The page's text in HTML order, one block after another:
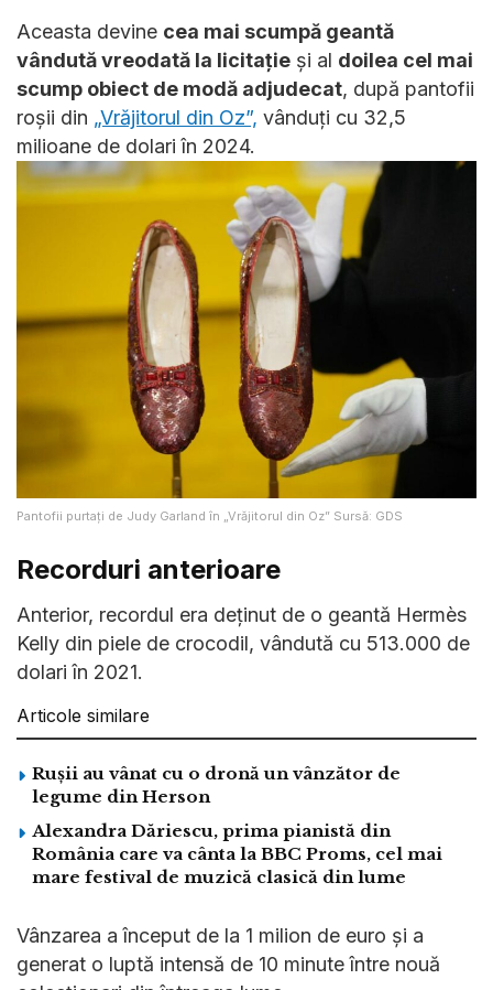
Aceasta devine cea mai scumpă geantă
vândută vreodată la licitație și al doilea cel mai
scump obiect de modă adjudecat, după pantofii
roșii din „Vrăjitorul din Oz”, vânduți cu 32,5
milioane de dolari în 2024.
Pantofii purtați de Judy Garland în „Vrăjitorul din Oz” Sursă: GDS
Recorduri anterioare
Anterior, recordul era deținut de o geantă Hermès
Kelly din piele de crocodil, vândută cu 513.000 de
dolari în 2021.
Articole similare
Rușii au vânat cu o dronă un vânzător de
legume din Herson
Alexandra Dăriescu, prima pianistă din
România care va cânta la BBC Proms, cel mai
mare festival de muzică clasică din lume
Vânzarea a început de la 1 milion de euro și a
generat o luptă intensă de 10 minute între nouă